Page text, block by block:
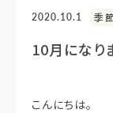
2020.10.1 季
10月になり
こんにちは。